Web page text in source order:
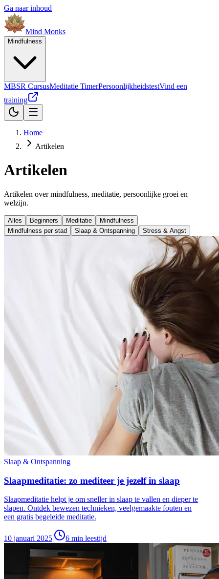
Ga naar inhoud
Mind Monks
Mindfulness
MBSR CursusMeditatie TimerPersoonlijkheidstestVind een
training
Home
Artikelen
Artikelen
Artikelen over mindfulness, meditatie, persoonlijke groei en
welzijn.
Alles Beginners Meditatie
Mindfulness
Mindfulness per stad
Slaap & Ontspanning Stress & Angst
Slaap & Ontspanning
Slaapmeditatie: zo mediteer je jezelf in slaap
Slaapmeditatie helpt je om sneller in slaap te vallen en dieper te
slapen. Ontdek bewezen technieken, veelgemaakte fouten en
een gratis begeleide meditatie.
10 januari 2025| 6 min leestijd